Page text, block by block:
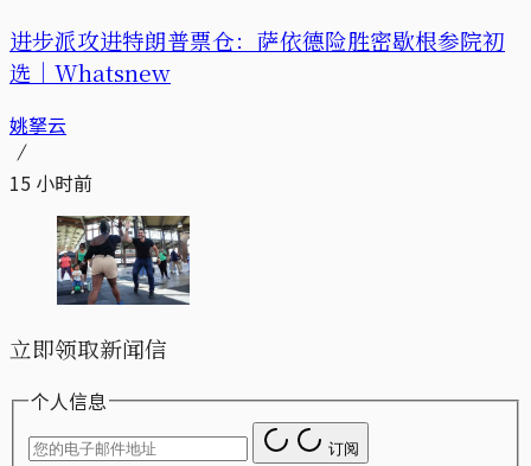
进步派攻进特朗普票仓：萨依德险胜密歇根参院初
选｜Whatsnew
姚拏云
15 小时前
立即领取新闻信
个人信息
订阅